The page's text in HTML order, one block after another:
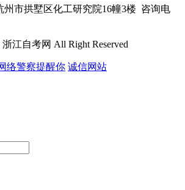
州市拱墅区化工研究院16幢3楼 咨询电
浙江自考网 All Right Reserved
络警察提醒你 诚信网站